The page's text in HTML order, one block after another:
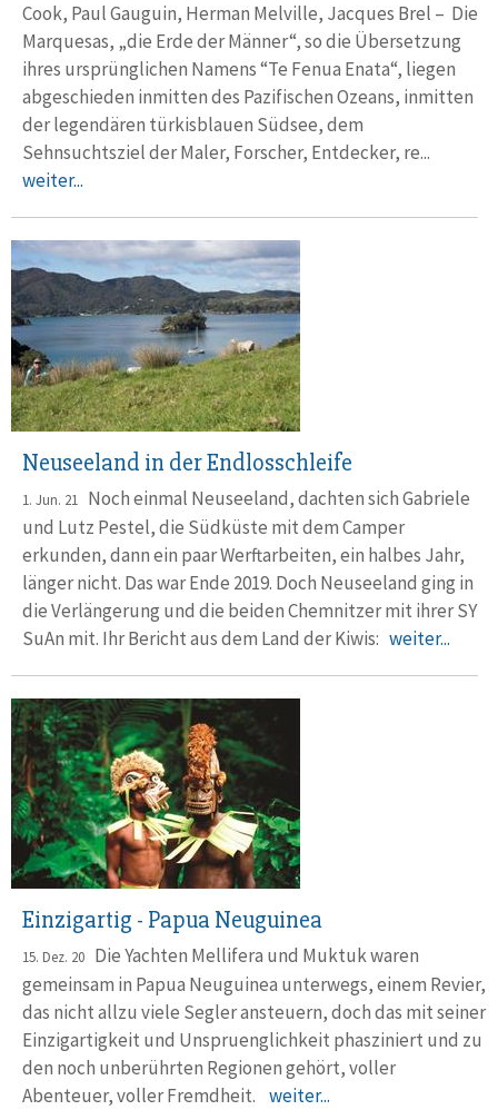
Cook, Paul Gauguin, Herman Melville, Jacques Brel – Die
Marquesas, „die Erde der Männer“, so die Übersetzung
ihres ursprünglichen Namens “Te Fenua Enata“, liegen
abgeschieden inmitten des Pazifischen Ozeans, inmitten
der legendären türkisblauen Südsee, dem
Sehnsuchtsziel der Maler, Forscher, Entdecker, re...
weiter...
Neuseeland in der Endlosschleife
1. Jun. 21 Noch einmal Neuseeland, dachten sich Gabriele
und Lutz Pestel, die Südküste mit dem Camper
erkunden, dann ein paar Werftarbeiten, ein halbes Jahr,
länger nicht. Das war Ende 2019. Doch Neuseeland ging in
die Verlängerung und die beiden Chemnitzer mit ihrer SY
SuAn mit. Ihr Bericht aus dem Land der Kiwis: weiter...
Einzigartig - Papua Neuguinea
15. Dez. 20 Die Yachten Mellifera und Muktuk waren
gemeinsam in Papua Neuguinea unterwegs, einem Revier,
das nicht allzu viele Segler ansteuern, doch das mit seiner
Einzigartigkeit und Unspruenglichkeit phasziniert und zu
den noch unberührten Regionen gehört, voller
Abenteuer, voller Fremdheit. weiter...